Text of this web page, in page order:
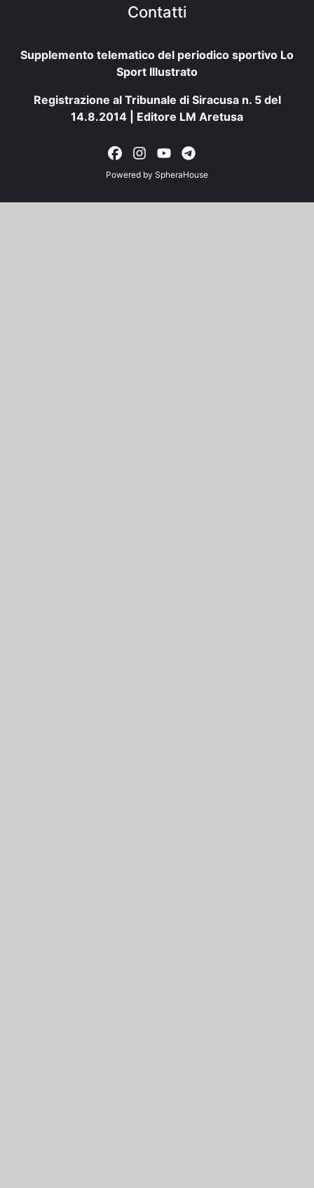
Contatti
Supplemento telematico del periodico sportivo Lo
Sport Illustrato
Registrazione al Tribunale di Siracusa n. 5 del
14.8.2014 | Editore LM Aretusa
Powered by SpheraHouse